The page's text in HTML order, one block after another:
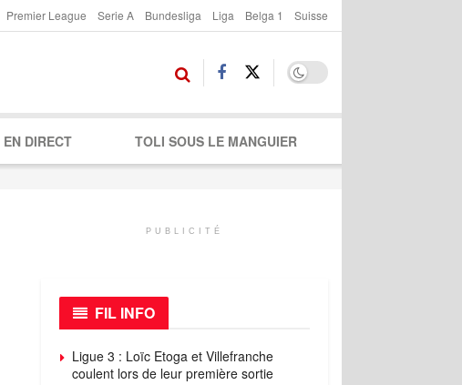
Premier League Serie A Bundesliga Liga Belga 1 Suisse
EN DIRECT TOLI SOUS LE MANGUIER
PUBLICITÉ
FIL INFO
Ligue 3 : Loïc Etoga et Villefranche
coulent lors de leur première sortie